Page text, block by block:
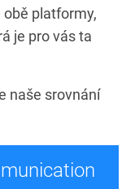
platformy,
je pro vás ta
naše srovnání